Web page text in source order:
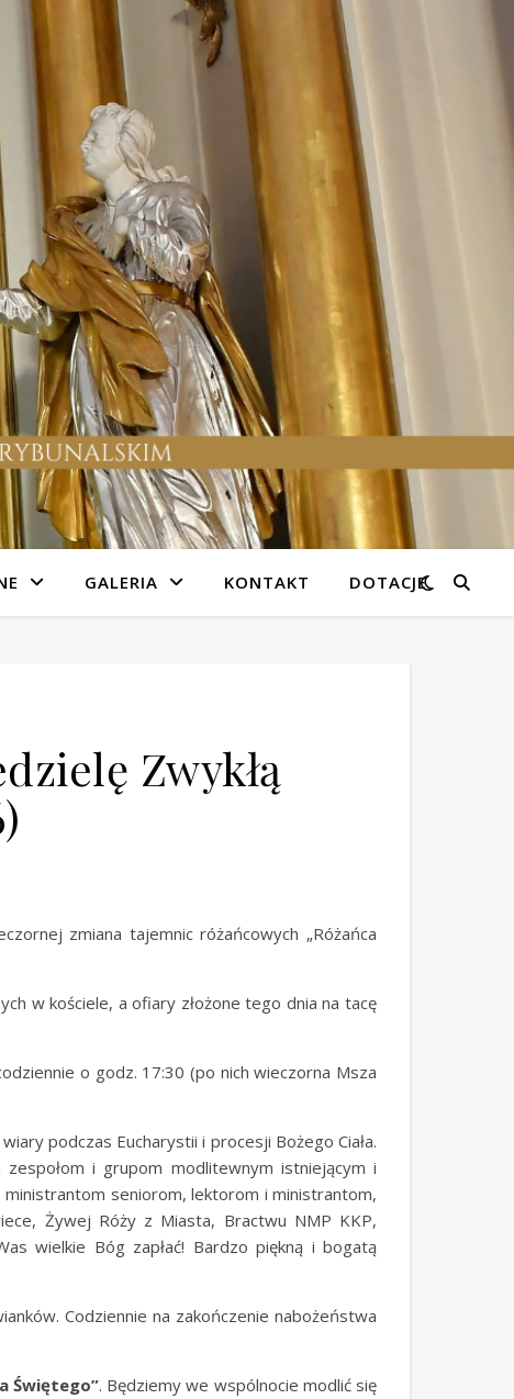
GALERIA KONTAKT DOTACJE
Zwykłą
zmiana tajemnic różańcowych „Różańca
w kościele, a ofiary złożone tego dnia na tacę
o godz. 17:30 (po nich wieczorna Msza
podczas Eucharystii i procesji Bożego Ciała.
i grupom modlitewnym istniejącym i
ministrantom seniorom, lektorom i ministrantom,
Żywej Róży z Miasta, Bractwu NMP KKP,
wielkie Bóg zapłać! Bardzo piękną i bogatą
Codziennie na zakończenie nabożeństwa
Świętego”. Będziemy we wspólnocie modlić się